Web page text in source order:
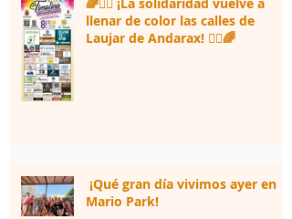
llenar de color las calles de
Laujar de Andarax! 🏃‍♂️🌈
¡Qué gran día vivimos ayer en
Mario Park!